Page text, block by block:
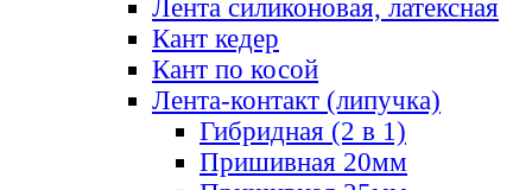
Лента силиконовая, латексная
Кант кедер
Кант по косой
Лента-контакт (липучка)
Гибридная (2 в 1)
Пришивная 20мм